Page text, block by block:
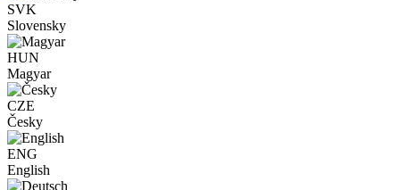
SVK
Slovensky
HUN
Magyar
CZE
Česky
ENG
English